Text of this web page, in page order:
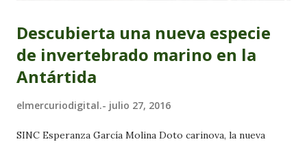
Descubierta una nueva especie
de invertebrado marino en la
Antártida
elmercuriodigital.- julio 27, 2016
SINC Esperanza García Molina Doto carinova, la nueva